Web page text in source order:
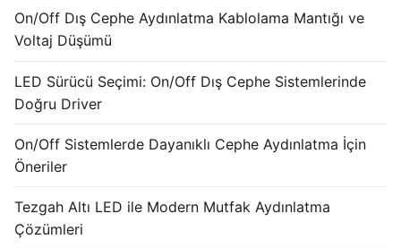
On/Off Dış Cephe Aydınlatma Kablolama Mantığı ve
Voltaj Düşümü
LED Sürücü Seçimi: On/Off Dış Cephe Sistemlerinde
Doğru Driver
On/Off Sistemlerde Dayanıklı Cephe Aydınlatma İçin
Öneriler
Tezgah Altı LED ile Modern Mutfak Aydınlatma
Çözümleri